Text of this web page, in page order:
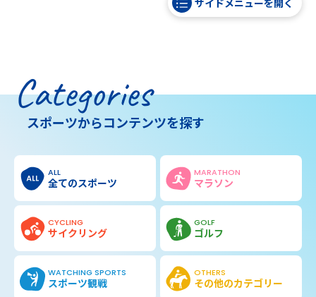
サイドメニューを開く
Categories
スポーツからコンテンツを探す
ALL
全てのスポーツ
MARATHON
マラソン
CYCLING
サイクリング
GOLF
ゴルフ
WATCHING SPORTS
スポーツ観戦
OTHERS
その他のカテゴリー